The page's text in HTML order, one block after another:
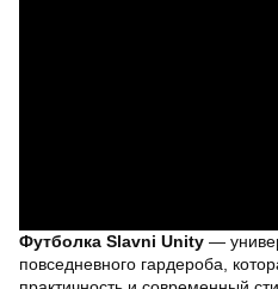
Футболка Slavni Unity —
повседневного гардероба,